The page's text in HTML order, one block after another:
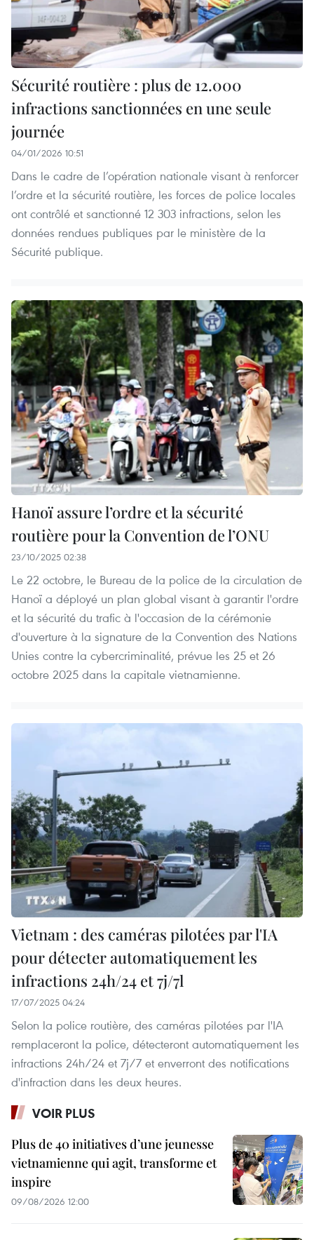
Sécurité routière : plus de 12.000
infractions sanctionnées en une seule
journée
04/01/2026 10:51
Dans le cadre de l’opération nationale visant à renforcer
l’ordre et la sécurité routière, les forces de police locales
ont contrôlé et sanctionné 12 303 infractions, selon les
données rendues publiques par le ministère de la
Sécurité publique.
Hanoï assure l’ordre et la sécurité
routière pour la Convention de l’ONU
23/10/2025 02:38
Le 22 octobre, le Bureau de la police de la circulation de
Hanoï a déployé un plan global visant à garantir l'ordre
et la sécurité du trafic à l'occasion de la cérémonie
d'ouverture à la signature de la Convention des Nations
Unies contre la cybercriminalité, prévue les 25 et 26
octobre 2025 dans la capitale vietnamienne.
Vietnam : des caméras pilotées par l'IA
pour détecter automatiquement les
infractions 24h/24 et 7j/7l
17/07/2025 04:24
Selon la police routière, des caméras pilotées par l'IA
remplaceront la police, détecteront automatiquement les
infractions 24h/24 et 7j/7 et enverront des notifications
d'infraction dans les deux heures.
VOIR PLUS
Plus de 40 initiatives d’une jeunesse
vietnamienne qui agit, transforme et
inspire
09/08/2026 12:00